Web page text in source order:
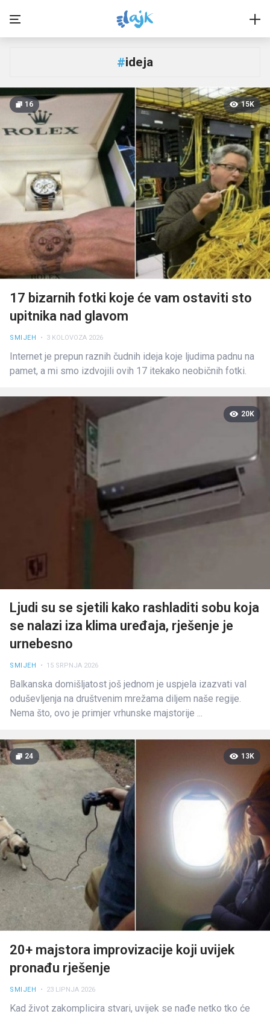
#ideja
16 15K
17 bizarnih fotki koje će vam ostaviti sto
upitnika nad glavom
SMIJEH • 3 KOLOVOZA 2026
Internet je prepun raznih čudnih ideja koje ljudima padnu na
pamet, a mi smo izdvojili ovih 17 itekako neobičnih fotki.
20K
Ljudi su se sjetili kako rashladiti sobu koja
se nalazi iza klima uređaja, rješenje je
urnebesno
SMIJEH • 15 SRPNJA 2026
Balkanska domišljatost još jednom je uspjela izazvati val
oduševljenja na društvenim mrežama diljem naše regije.
Nema što, ovo je primjer vrhunske majstorije ...
24 13K
20+ majstora improvizacije koji uvijek
pronađu rješenje
SMIJEH • 23 LIPNJA 2026
Kad život zakomplicira stvari, uvijek se nađe netko tko će